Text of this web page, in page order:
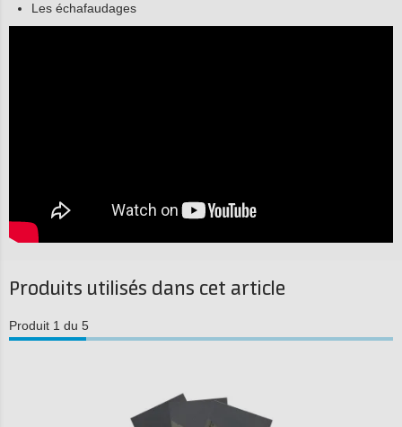
Les échafaudages
Produits utilisés dans cet article
Produit 1 du 5